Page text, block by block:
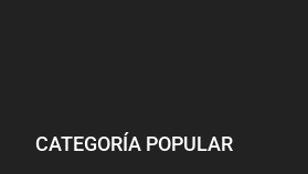
CATEGORÍA POPULAR